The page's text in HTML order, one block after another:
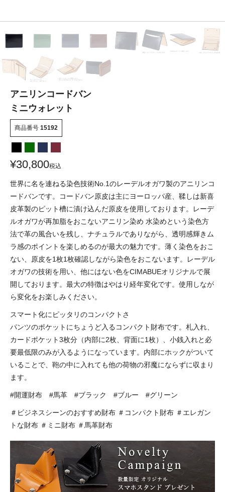
アニリンコードバン
ミニウォレット
商品番号 15192
¥30,800税込
世界に名を連ねる染色技術No.1のレーデルオガワ製のアニリンコ
ードバンです。コードバン原皮は主にヨーロッパ産、鞣しは新喜
皮革製のピット槽に漬け込んだ原皮を使用しております。レーデ
ルオガワが再加脂をおこないアニリン染め 水染めという染色方
法で革の風合いを残し、ナチュラルでありながら、透明感輝きム
ラ感のポイントを楽しめるのが最大の魅力です。薄く染色をおこ
ない、原皮を1枚1枚確認しながら染色をおこないます。レーデル
オガワの技術を用い、他にはない色をCIMABUEオリジナルで展
開しております。最大の特徴はやはり経年変化です。使用しなが
ら変化をお楽しみください。
スマート化にピッタリのコンパクトさ
パンツのポケットにちょうど入るコンパクト財布です。札入れ、
カードポケット3枚分（内部に2枚、背面に1枚）、小銭入れと必
要最低限のみが入るようになっています。内部にホックがついて
いることで、鞄の中に入れても他の荷物の邪魔にならずに収まり
ます。
#開運財布 #馬革 #ブラック #ブルー #グリーン
＃ビジネスシーンのおすすめ財布 ＃コンパクト財布 ＃エレガン
トな財布 ＃ミニ財布 ＃馬革財布